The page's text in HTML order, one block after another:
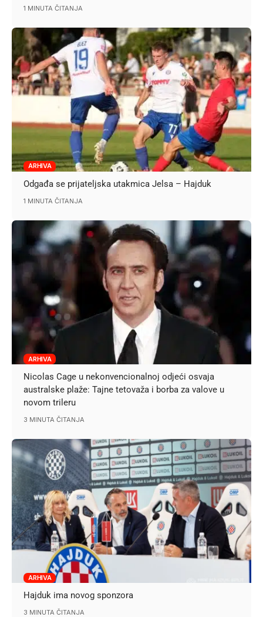
1 MINUTA ČITANJA
ARHIVA
Odgađa se prijateljska utakmica Jelsa – Hajduk
1 MINUTA ČITANJA
ARHIVA
Nicolas Cage u nekonvencionalnoj odjeći osvaja
australske plaže: Tajne tetovaža i borba za valove u
novom trileru
3 MINUTA ČITANJA
ARHIVA
Hajduk ima novog sponzora
3 MINUTA ČITANJA